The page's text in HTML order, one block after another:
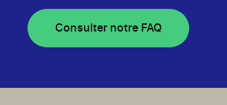
Consulter notre FAQ